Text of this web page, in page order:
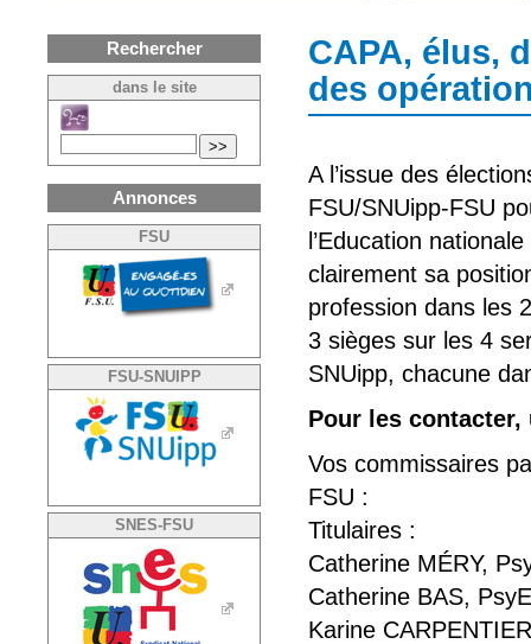
CAPA, élus,
des
A l’issue des
FSU/SNUipp-FSU
l’Education
clairement sa
profession dans les
3 sièges sur les 4
SNUipp, chacune
Pour les
Vos commissaires
FSU :
Titulaires :
Catherine MÉRY,
Catherine BAS,
Karine
Rechercher
dans le site
>>
Annonces
FSU
FSU-SNUIPP
SNES-FSU